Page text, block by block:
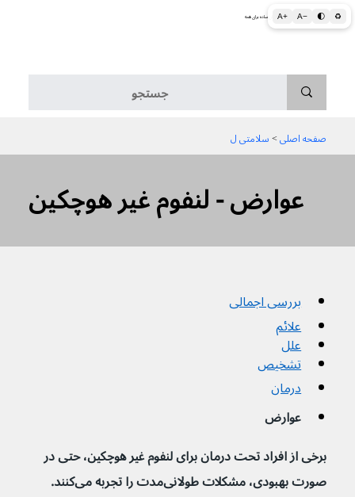
A+ A− 🌓 ♻ اطلاعات پزشکی و بهداشتی به زبان ساده برای همه
صفحه اصلی > سلامتی ل
عوارض - لنفوم غیر هوچکین
بررسی اجمالی
علائم
علل
تشخیص
درمان
عوارض
برخی از افراد تحت درمان برای لنفوم غیر هوچکین، حتی در
صورت بهبودی، مشکلات طولانی‌مدت را تجربه می‌کنند.